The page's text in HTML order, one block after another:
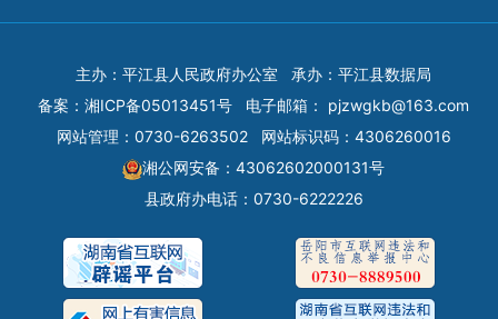
主办：平江县人民政府办公室
承办：平江县数据局
备案： 湘ICP备05013451号 电子邮箱： pjzwgkb@163.com
网站管理：0730-6263502
网站标识码：4306260016
湘公网安备：43062602000131号
县政府办电话：0730-6222226